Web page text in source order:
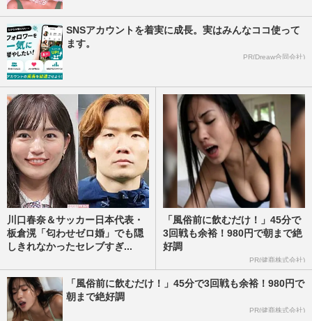
SNSアカウントを着実に成長。実はみんなココ使って
ます。
PR(Dreaw合同会社)
川口春奈＆サッカー日本代表・
板倉滉「匂わせゼロ婚」でも隠
しきれなかったセレブすぎ...
「風俗前に飲むだけ！」45分で
3回戦も余裕！980円で朝まで絶
好調
PR(健商株式会社)
「風俗前に飲むだけ！」45分で3回戦も余裕！980円で
朝まで絶好調
PR(健商株式会社)